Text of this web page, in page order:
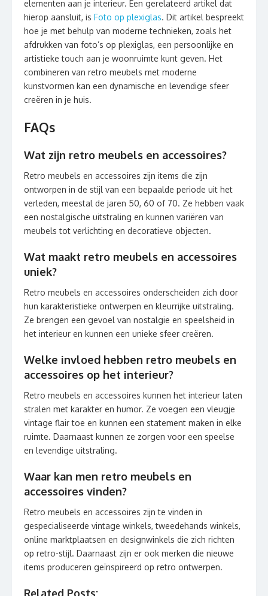
elementen aan je interieur. Een gerelateerd artikel dat
hierop aansluit, is Foto op plexiglas. Dit artikel bespreekt
hoe je met behulp van moderne technieken, zoals het
afdrukken van foto’s op plexiglas, een persoonlijke en
artistieke touch aan je woonruimte kunt geven. Het
combineren van retro meubels met moderne
kunstvormen kan een dynamische en levendige sfeer
creëren in je huis.
FAQs
Wat zijn retro meubels en accessoires?
Retro meubels en accessoires zijn items die zijn
ontworpen in de stijl van een bepaalde periode uit het
verleden, meestal de jaren 50, 60 of 70. Ze hebben vaak
een nostalgische uitstraling en kunnen variëren van
meubels tot verlichting en decoratieve objecten.
Wat maakt retro meubels en accessoires
uniek?
Retro meubels en accessoires onderscheiden zich door
hun karakteristieke ontwerpen en kleurrijke uitstraling.
Ze brengen een gevoel van nostalgie en speelsheid in
het interieur en kunnen een unieke sfeer creëren.
Welke invloed hebben retro meubels en
accessoires op het interieur?
Retro meubels en accessoires kunnen het interieur laten
stralen met karakter en humor. Ze voegen een vleugje
vintage flair toe en kunnen een statement maken in elke
ruimte. Daarnaast kunnen ze zorgen voor een speelse
en levendige uitstraling.
Waar kan men retro meubels en
accessoires vinden?
Retro meubels en accessoires zijn te vinden in
gespecialiseerde vintage winkels, tweedehands winkels,
online marktplaatsen en designwinkels die zich richten
op retro-stijl. Daarnaast zijn er ook merken die nieuwe
items produceren geïnspireerd op retro ontwerpen.
Related Posts: